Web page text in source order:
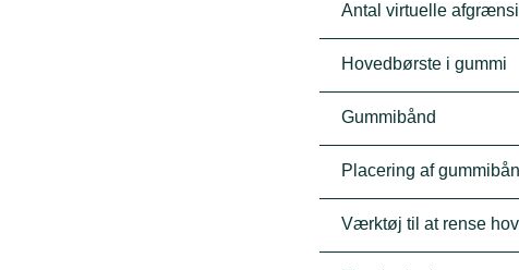
Antal virtuelle
Hovedbørste i gummi
Gummibånd
Placering af
Værktøj til at rense